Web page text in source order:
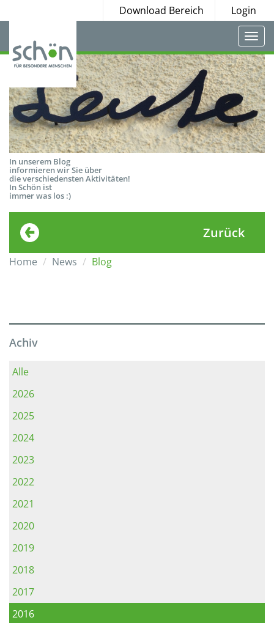
Download Bereich Login
In unserem Blog
informieren wir Sie über
die verschiedensten Aktivitäten!
In Schön ist
immer was los :)
Zurück
Home News Blog
Achiv
Alle
2026
2025
2024
2023
2022
2021
2020
2019
2018
2017
2016